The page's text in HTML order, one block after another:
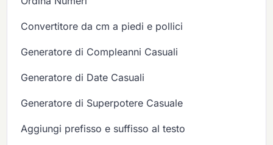
Convertitore da cm a piedi e pollici
Generatore di Compleanni Casuali
Generatore di Date Casuali
Generatore di Superpotere Casuale
Aggiungi prefisso e suffisso al testo